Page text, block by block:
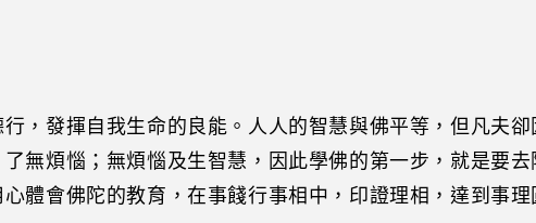
，發揮自我生命的良能。人人的智慧與佛平等，但凡夫
無煩惱；無煩惱及生智慧，因此學佛的第一步，就是要
體會佛陀的教育，在事餞行事相中，印證理相，達到事理